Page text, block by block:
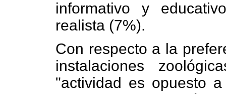
informativo y
realista (7%).
Con respecto a la
instalaciones
"actividad es opuesto